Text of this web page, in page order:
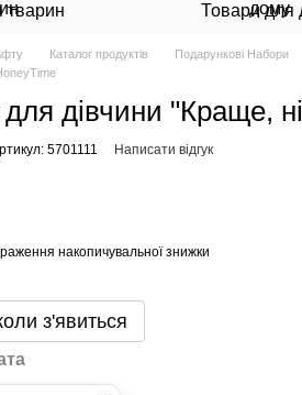
тварин Товари для
Каталог продуктів Подарункові Набори
дівчини "Краще,
5701111 Написати відгук
накопичувальної знижки
з'явиться